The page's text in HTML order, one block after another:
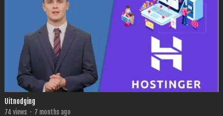
Uitnodging
74 views · 7 months ago